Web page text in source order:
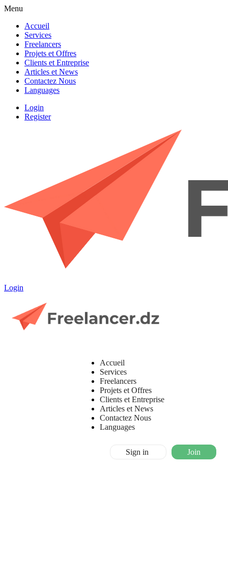
Menu
Accueil
Services
Freelancers
Projets et Offres
Clients et Entreprise
Articles et News
Contactez Nous
Languages
Login
Register
Login
Accueil
Services
Freelancers
Projets et Offres
Clients et Entreprise
Articles et News
Contactez Nous
Languages
Sign in Join